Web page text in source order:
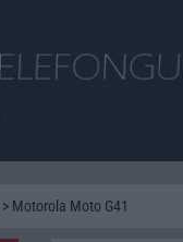
> Motorola Moto G41